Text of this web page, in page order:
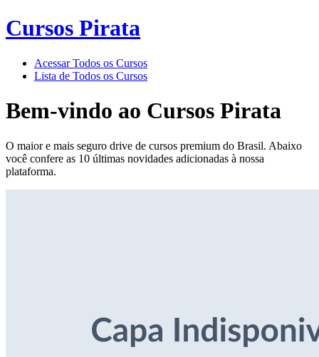
Cursos Pirata
Acessar Todos os Cursos
Lista de Todos os Cursos
Bem-vindo ao Cursos Pirata
O maior e mais seguro drive de cursos premium do Brasil. Abaixo
você confere as 10 últimas novidades adicionadas à nossa
plataforma.